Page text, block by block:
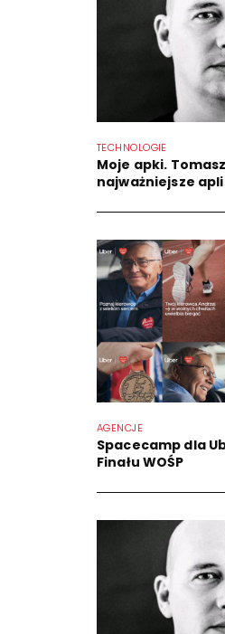
TECHNOLOGIE
Moje apki.
najważniejsze
AGENCJE
Spacecamp dla
Finału WOŚP